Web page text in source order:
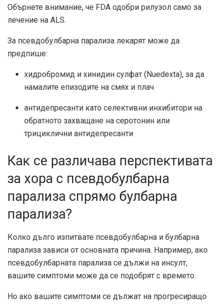
Обърнете внимание, че FDA одобри рилузол само за
лечение на ALS.
За псевдобулбарна парализа лекарят може да
предпише:
хидробромид и хинидин сулфат (Nuedexta), за да
намалите епизодите на смях и плач
антидепресанти като селективни инхибитори на
обратното захващане на серотонин или
трициклични антидепресанти
Как се различава перспективата
за хора с псевдобулбарна
парализа спрямо булбарна
парализа?
Колко дълго изпитвате псевдобулбарна и булбарна
парализа зависи от основната причина. Например, ако
псевдобулбарната парализа се дължи на инсулт,
вашите симптоми може да се подобрят с времето.
Но ако вашите симптоми се дължат на прогресиращо